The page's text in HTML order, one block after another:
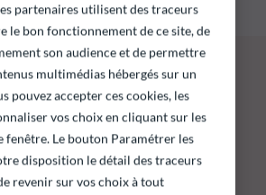
partenaires utilisent des traceurs
le bon fonctionnement de ce site, de
son audience et de permettre
multimédias hébergés sur un
pouvez accepter ces cookies, les
vos choix en cliquant sur les
fenêtre. Le bouton Paramétrer les
disposition le détail des traceurs
revenir sur vos choix à tout